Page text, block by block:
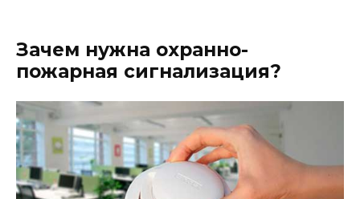
Зачем нужна охранно-
пожарная сигнализация?